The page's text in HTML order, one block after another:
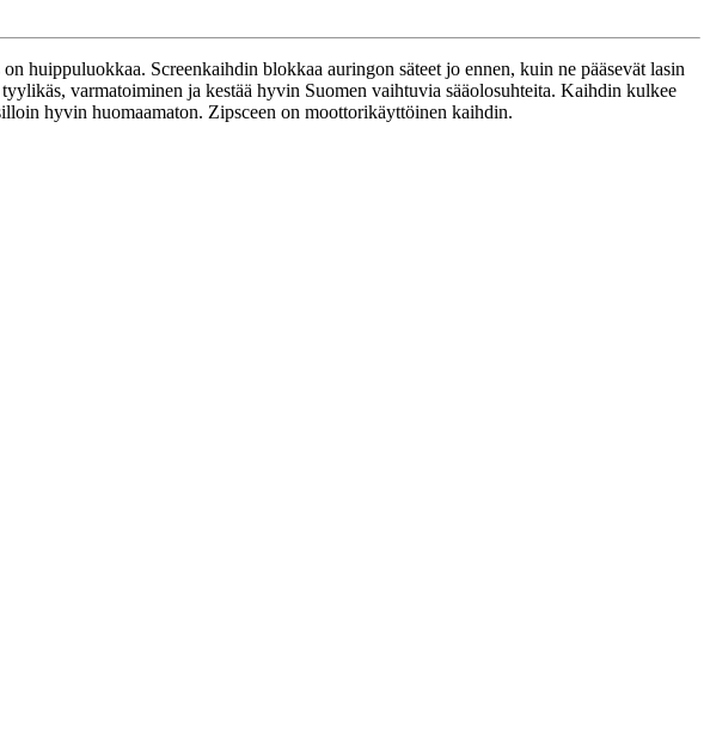
huippuluokkaa. Screenkaihdin blokkaa auringon säteet jo ennen, kuin ne pääsevät lasin
varmatoiminen ja kestää hyvin Suomen vaihtuvia sääolosuhteita. Kaihdin kulkee
hyvin huomaamaton. Zipsceen on moottorikäyttöinen kaihdin.